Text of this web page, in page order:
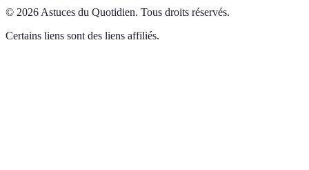
© 2026 Astuces du Quotidien. Tous droits réservés.
Certains liens sont des liens affiliés.